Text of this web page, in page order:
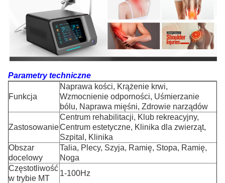
Parametry techniczne
Funkcja
Naprawa kości, Krążenie krwi,
Wzmocnienie odporności, Uśmierzanie
bólu, Naprawa mięśni, Zdrowie narządów
Zastosowanie
Centrum rehabilitacji, Klub rekreacyjny,
Centrum estetyczne, Klinika dla zwierząt,
Szpital, Klinika
Obszar
docelowy
Talia, Plecy, Szyja, Ramię, Stopa, Ramię,
Noga
Częstotliwość
w trybie MT
1-100Hz